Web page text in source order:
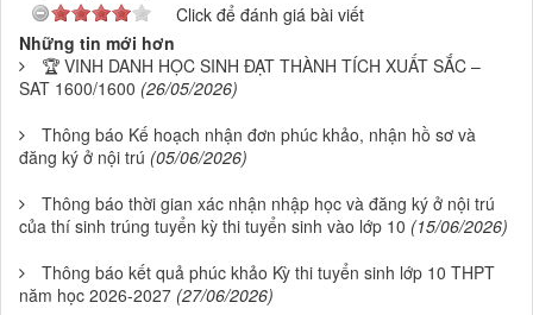
Click để đánh giá bài viết
Những tin mới hơn
🏆 VINH DANH HỌC SINH ĐẠT THÀNH TÍCH XUẤT SẮC –
SAT 1600/1600 (26/05/2026)
Thông báo Kế hoạch nhận đơn phúc khảo, nhận hồ sơ và
đăng ký ở nội trú (05/06/2026)
Thông báo thời gian xác nhận nhập học và đăng ký ở nội trú
của thí sinh trúng tuyển kỳ thi tuyển sinh vào lớp 10 (15/06/2026)
Thông báo kết quả phúc khảo Kỳ thi tuyển sinh lớp 10 THPT
năm học 2026-2027 (27/06/2026)